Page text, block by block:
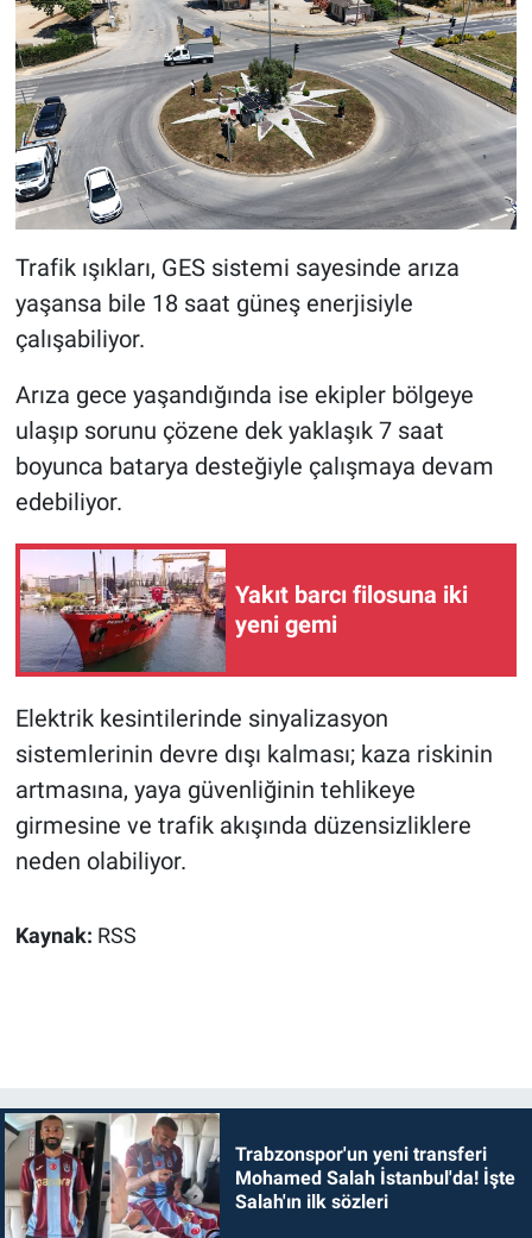
Trafik ışıkları, GES sistemi sayesinde arıza
yaşansa bile 18 saat güneş enerjisiyle
çalışabiliyor.
Arıza gece yaşandığında ise ekipler bölgeye
ulaşıp sorunu çözene dek yaklaşık 7 saat
boyunca batarya desteğiyle çalışmaya devam
edebiliyor.
Yakıt barcı filosuna iki
yeni gemi
Elektrik kesintilerinde sinyalizasyon
sistemlerinin devre dışı kalması; kaza riskinin
artmasına, yaya güvenliğinin tehlikeye
girmesine ve trafik akışında düzensizliklere
neden olabiliyor.
Kaynak: RSS
Trabzonspor'un yeni transferi
Mohamed Salah İstanbul'da! İşte
Salah'ın ilk sözleri